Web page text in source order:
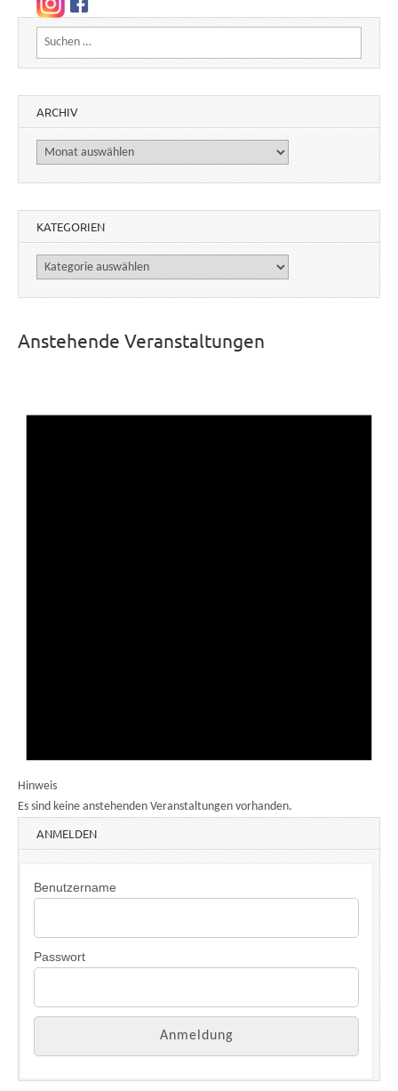
Suchen nach:
ARCHIV
Archiv
KATEGORIEN
Kategorien
Anstehende Veranstaltungen
Hinweis
Es sind keine anstehenden Veranstaltungen vorhanden.
ANMELDEN
Benutzername
Passwort